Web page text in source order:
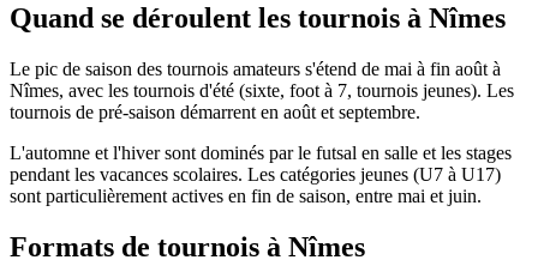
Quand se déroulent les tournois à Nîmes
Le pic de saison des tournois amateurs s'étend de mai à fin août à
Nîmes, avec les tournois d'été (sixte, foot à 7, tournois jeunes). Les
tournois de pré-saison démarrent en août et septembre.
L'automne et l'hiver sont dominés par le futsal en salle et les stages
pendant les vacances scolaires. Les catégories jeunes (U7 à U17)
sont particulièrement actives en fin de saison, entre mai et juin.
Formats de tournois à Nîmes